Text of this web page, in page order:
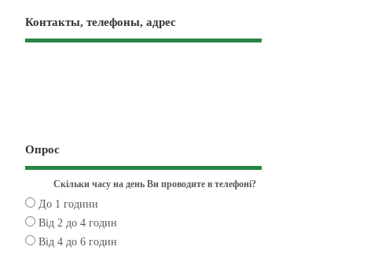
Контакты, телефоны, адрес
Опрос
Скільки часу на день Ви проводите в телефоні?
До 1 години
Від 2 до 4 годин
Від 4 до 6 годин